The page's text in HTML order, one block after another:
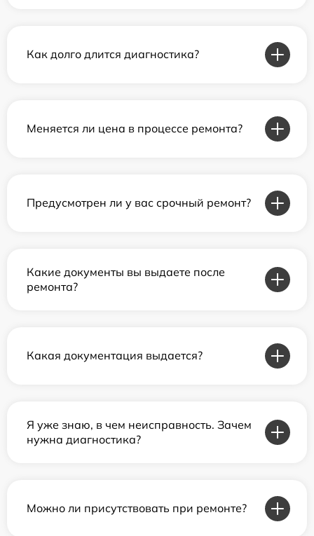
Как долго длится диагностика?
Меняется ли цена в процессе ремонта?
Предусмотрен ли у вас срочный ремонт?
Какие документы вы выдаете после
ремонта?
Какая документация выдается?
Я уже знаю, в чем неисправность. Зачем
нужна диагностика?
Можно ли присутствовать при ремонте?